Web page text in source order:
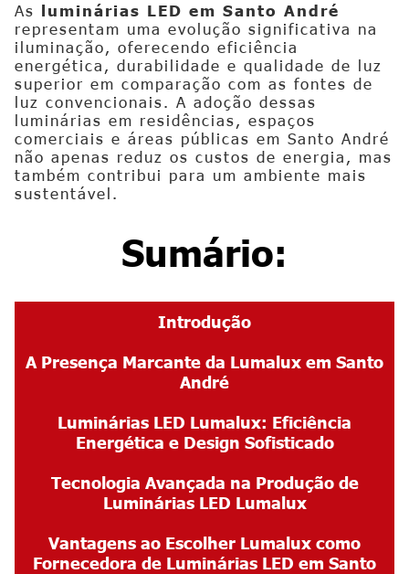
As luminárias LED em Santo André
representam uma evolução significativa na
iluminação, oferecendo eficiência
energética, durabilidade e qualidade de luz
superior em comparação com as fontes de
luz convencionais. A adoção dessas
luminárias em residências, espaços
comerciais e áreas públicas em Santo André
não apenas reduz os custos de energia, mas
também contribui para um ambiente mais
sustentável.
Sumário:
Introdução
A Presença Marcante da Lumalux em Santo
André
Luminárias LED Lumalux: Eficiência
Energética e Design Sofisticado
Tecnologia Avançada na Produção de
Luminárias LED Lumalux
Vantagens ao Escolher Lumalux como
Fornecedora de Luminárias LED em Santo